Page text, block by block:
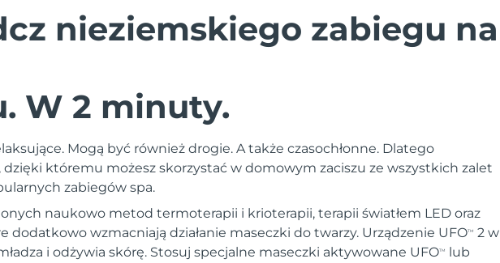
nieziemskiego zabiegu na
W 2 minuty.
Mogą być również drogie. A także czasochłonne. Dlatego
któremu możesz skorzystać w domowym zaciszu ze wszystkich zalet
zabiegów spa.
naukowo metod termoterapii i krioterapii, terapii światłem LED oraz
dodatkowo wzmacniają działanie maseczki do twarzy. Urządzenie UFOTM
2 w
i odżywia skórę. Stosuj specjalne maseczki aktywowane UFOTM
lub